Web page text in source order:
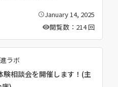
公
日
January 14, 2025
閲覧数：214 回
ラボ
験相談会を開催します！(主